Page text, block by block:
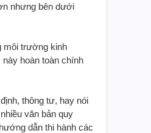
nhưng bên dưới
môi trường kinh
này hoàn toàn chính
thông tư, hay nói
văn bản quy
dẫn thi hành các